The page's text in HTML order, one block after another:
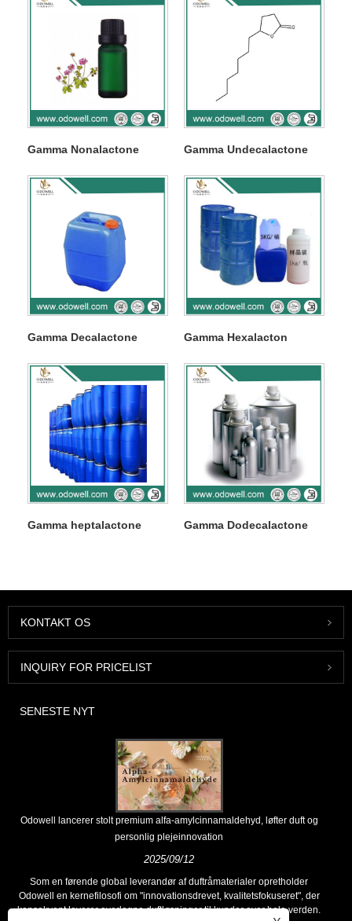
Gamma Nonalactone Gamma Undecalactone
Gamma Decalactone Gamma Hexalacton
Gamma heptalactone Gamma Dodecalactone
KONTAKT OS
INQUIRY FOR PRICELIST
SENESTE NYT
Odowell lancerer stolt premium alfa-amylcinnamaldehyd, løfter duft og
personlig plejeinnovation
2025/09/12
Som en førende global leverandør af duftråmaterialer opretholder
Odowell en kernefilosofi om "innovationsdrevet, kvalitetsfokuseret", der
konsekvent leverer overlegne duftløsninger til kunder over hele verden.